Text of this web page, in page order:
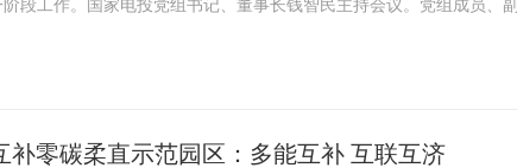
段工作。国家电投党组书记、董事长钱智民主持会议。党组成员、副
补零碳柔直示范园区：多能互补 互联互济